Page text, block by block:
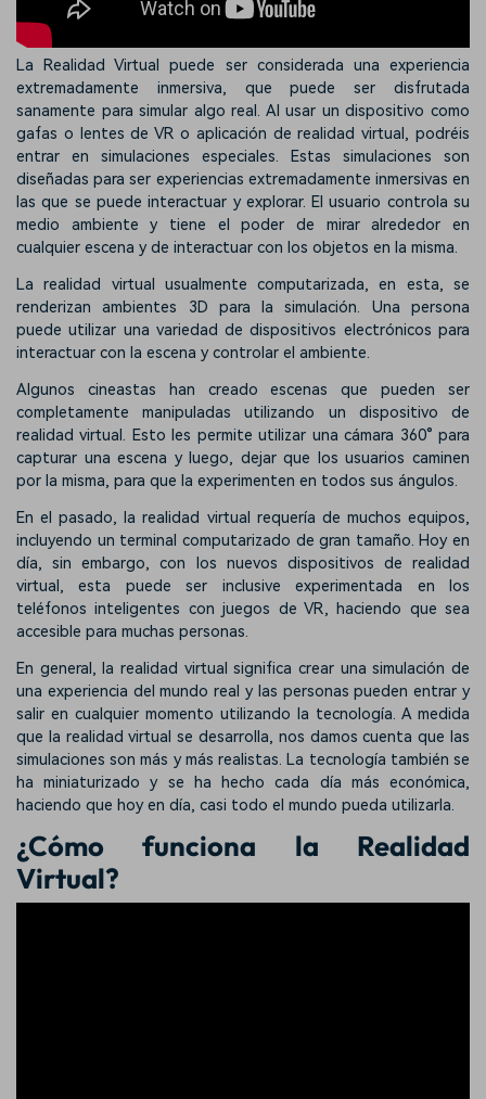
La Realidad Virtual puede ser considerada una experiencia
extremadamente inmersiva, que puede ser disfrutada
sanamente para simular algo real. Al usar un dispositivo como
gafas o lentes de VR o aplicación de realidad virtual, podréis
entrar en simulaciones especiales. Estas simulaciones son
diseñadas para ser experiencias extremadamente inmersivas en
las que se puede interactuar y explorar. El usuario controla su
medio ambiente y tiene el poder de mirar alrededor en
cualquier escena y de interactuar con los objetos en la misma.
La realidad virtual usualmente computarizada, en esta, se
renderizan ambientes 3D para la simulación. Una persona
puede utilizar una variedad de dispositivos electrónicos para
interactuar con la escena y controlar el ambiente.
Algunos cineastas han creado escenas que pueden ser
completamente manipuladas utilizando un dispositivo de
realidad virtual. Esto les permite utilizar una cámara 360° para
capturar una escena y luego, dejar que los usuarios caminen
por la misma, para que la experimenten en todos sus ángulos.
En el pasado, la realidad virtual requería de muchos equipos,
incluyendo un terminal computarizado de gran tamaño. Hoy en
día, sin embargo, con los nuevos dispositivos de realidad
virtual, esta puede ser inclusive experimentada en los
teléfonos inteligentes con juegos de VR, haciendo que sea
accesible para muchas personas.
En general, la realidad virtual significa crear una simulación de
una experiencia del mundo real y las personas pueden entrar y
salir en cualquier momento utilizando la tecnología. A medida
que la realidad virtual se desarrolla, nos damos cuenta que las
simulaciones son más y más realistas. La tecnología también se
ha miniaturizado y se ha hecho cada día más económica,
haciendo que hoy en día, casi todo el mundo pueda utilizarla.
¿Cómo funciona la Realidad
Virtual?